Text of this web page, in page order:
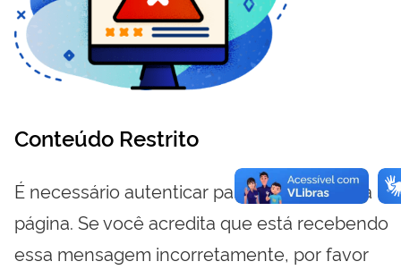
Conteúdo Restrito
É necessário autenticar para visualizar essa
página. Se você acredita que está recebendo
essa mensagem incorretamente, por favor